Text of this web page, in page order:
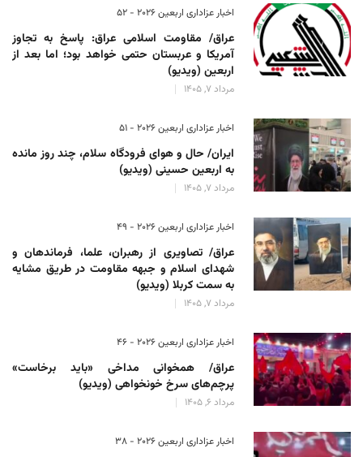
اخبار عزاداری اربعین ۲۰۲۶ - 52
عراق/ مقاومت اسلامی عراق: پاسخ به تجاوز
آمریکا و عربستان حتمی خواهد بود؛ اما بعد از
اربعین (ویدیو)
مرداد 7, 1405
اخبار عزاداری اربعین ۲۰۲۶ - 51
ایران/ حال و هوای فرودگاه سلام، چند روز مانده
به اربعین حسینی (ویدیو)
مرداد 7, 1405
اخبار عزاداری اربعین ۲۰۲۶ - 49
عراق/ تصاویری از رهبران، علما، فرماندهان و
شهدای اسلام و جبهه مقاومت در طریق مشایه
به سمت کربلا (ویدیو)
مرداد 7, 1405
اخبار عزاداری اربعین ۲۰۲۶ - 46
عراق/ همخوانی مداخی «باید برخاست»
پرچم‌های سرخ خونخواهی (ویدیو)
مرداد 6, 1405
اخبار عزاداری اربعین ۲۰۲۶ - 38